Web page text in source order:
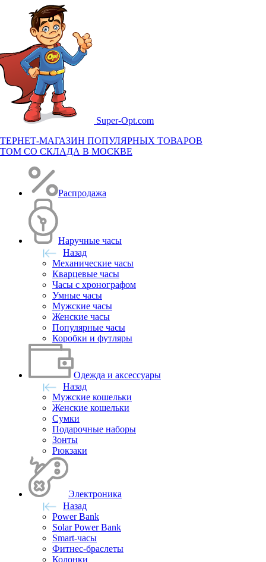
Super-Opt.com
МАГАЗИН ПОПУЛЯРНЫХ ТОВАРОВ
СО СКЛАДА В МОСКВЕ
Распродажа
Наручные часы
Назад
Механические часы
Кварцевые часы
Часы с хронографом
Умные часы
Мужские часы
Женские часы
Популярные часы
Коробки и футляры
Одежда и аксессуары
Назад
Мужские кошельки
Женские кошельки
Сумки
Подарочные наборы
Зонты
Рюкзаки
Электроника
Назад
Power Bank
Solar Power Bank
Smart-часы
Фитнес-браслеты
Колонки